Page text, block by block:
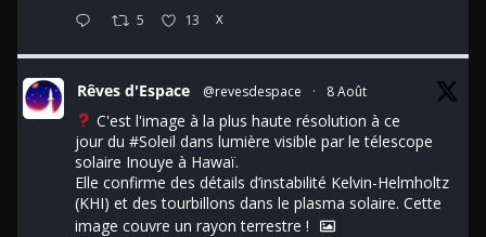
5 13 X
Rêves d'Espace @revesdespace · 8 Août
C'est l'image à la plus haute résolution à ce
jour du #Soleil dans lumière visible par le télescope
solaire Inouye à Hawaï.
Elle confirme des détails d’instabilité Kelvin-Helmholtz
(KHI) et des tourbillons dans le plasma solaire. Cette
image couvre un rayon terrestre !